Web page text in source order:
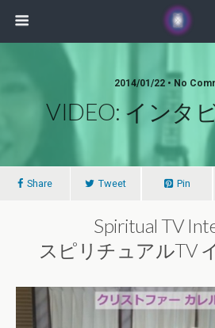
2014/01/22 • No
VIDEO: インタ
Share Tweet Pin
Spiritual TV
スピリチュアルTV